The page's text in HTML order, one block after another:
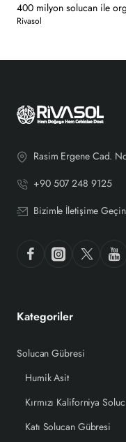
400 milyon solucan ile
Rivasol
Rasim Ergene Cad.
+90 507 248 9125
Bizimle İletişime Geçin
Kategoriler
Solucan Gübresi
Humik Asit
Katı Solucan Gübresi